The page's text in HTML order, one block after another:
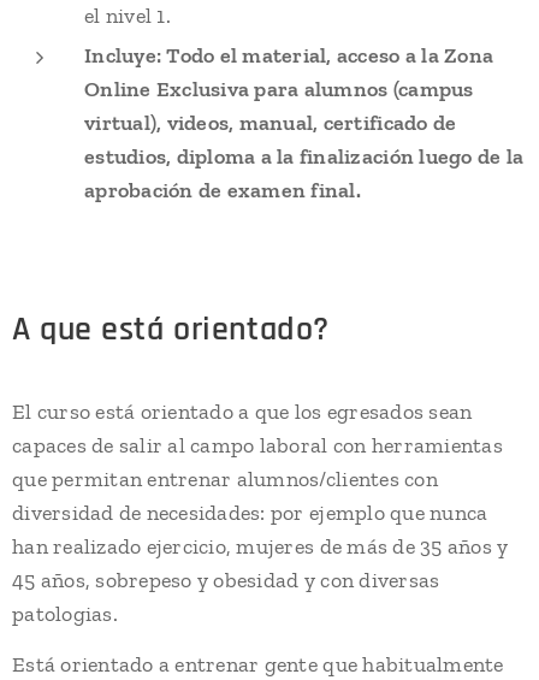
el nivel 1.
Incluye: Todo el material, acceso a la Zona
Online Exclusiva para alumnos (campus
virtual), videos, manual, certificado de
estudios, diploma a la finalización luego de la
aprobación de examen final.
A que está orientado?
El curso está orientado a que los egresados sean
capaces de salir al campo laboral con herramientas
que permitan entrenar alumnos/clientes con
diversidad de necesidades: por ejemplo que nunca
han realizado ejercicio, mujeres de más de 35 años y
45 años, sobrepeso y obesidad y con diversas
patologias.
Está orientado a entrenar gente que habitualmente